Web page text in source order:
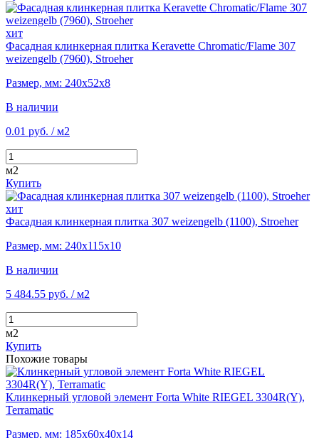
хит
Фасадная клинкерная плитка Keravette Chromatic/Flame 307
weizengelb (7960), Stroeher
Размер, мм: 240х52х8
В наличии
0.01 руб. / м2
м2
Купить
хит
Фасадная клинкерная плитка 307 weizengelb (1100), Stroeher
Размер, мм: 240х115х10
В наличии
5 484.55 руб. / м2
м2
Купить
Похожие товары
Клинкерный угловой элемент Forta White RIEGEL 3304R(Y),
Terramatic
Размер, мм: 185х60х40х14